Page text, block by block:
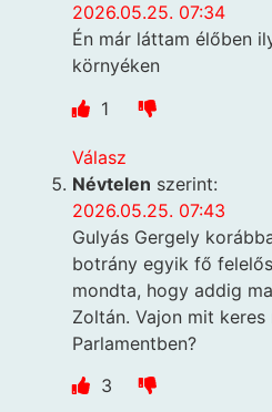
2026.05.25. 07:34
Én már láttam élőben
környéken
1
Válasz
Névtelen szerint:
2026.05.25. 07:43
Gulyás Gergely
botrány egyik fő
mondta, hogy addig
Zoltán. Vajon mit
Parlamentben?
3